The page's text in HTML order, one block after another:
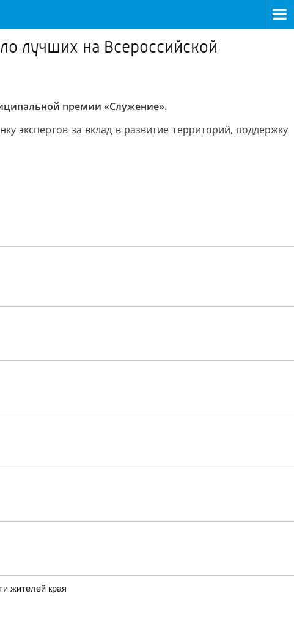
лучших на Всероссийской
премии «Служение».
экспертов за вклад в развитие территорий, поддержку
жителей края